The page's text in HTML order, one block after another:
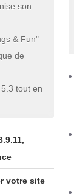
son
& Fun"
de
tout en
votre site